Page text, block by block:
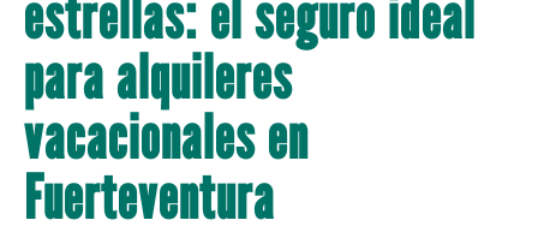
estrellas: el seguro ideal
para alquileres
vacacionales en
Fuerteventura